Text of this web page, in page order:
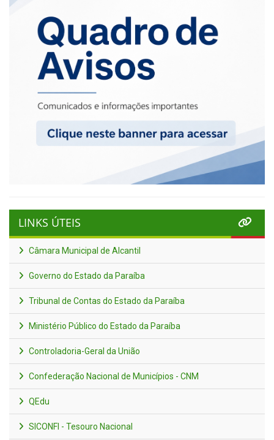
LINKS ÚTEIS
Câmara Municipal de Alcantil
Governo do Estado da Paraíba
Tribunal de Contas do Estado da Paraíba
Ministério Público do Estado da Paraíba
Controladoria-Geral da União
Confederação Nacional de Municípios - CNM
QEdu
SICONFI - Tesouro Nacional